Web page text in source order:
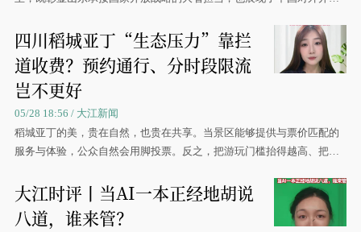
四川稻城亚丁“生态压力”靠拦
道收费？预约通行、分时段限流
岂不更好
05/28 18:56 / 大江新闻
稻城亚丁的美，贵在自然，也贵在共享。当景区能够提供与票价匹配的
服务与体验，公众自然会用脚投票。反之，把游玩门槛抬得越高、把公
大江时评丨当AI一本正经地胡说
八道，谁来管？